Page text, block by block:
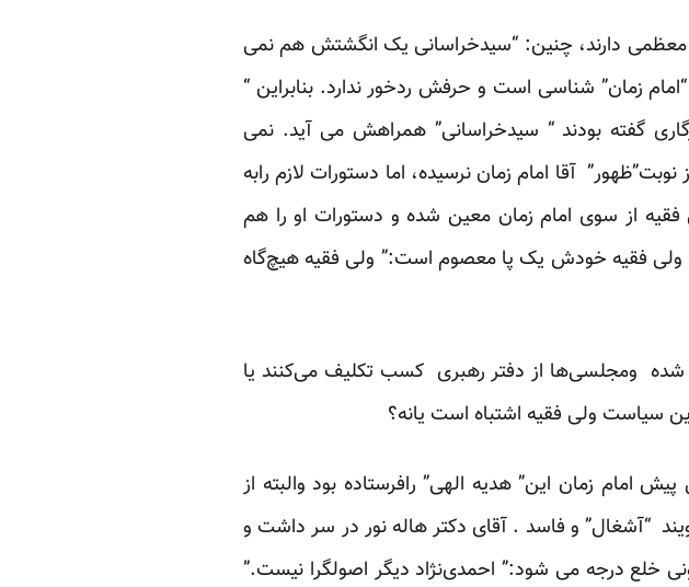
دارند، چنین: “سیدخراسانی یک انگشتش هم نمی
زمان” شناسی است و حرفش ردخور ندارد. بنابراین “
گفته بودند “ سیدخراسانی” همراهش می آید. نمی
آقا امام زمان نرسیده، اما دستورات لازم رابه
از سوی امام زمان معین شده و دستورات او را هم
ولی فقیه خودش یک پا معصوم است:” ولی فقیه هیچ‌گاه
ومجلسی‌ها از دفتر رهبری کسب تکلیف می‌کنند یا
سیاست ولی فقیه اشتباه است یانه؟
زمان این” هدیه الهی” رافرستاده بود والبته از
“آشغال” و فاسد . آقای دکتر هاله نور در سر داشت و
خلع درجه می شود:” احمدی‌نژاد دیگر اصولگرا نیست.”